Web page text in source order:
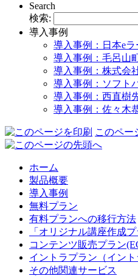
Search
検索:
導入事例
導入事例：日本e
導入事例：毛呂山
導入事例：株式会
導入事例：ソフト
導入事例：西直樹
導入事例：佐々木
このペー
ホーム
製品概要
導入事例
無料プラン
有料プランへの移行方法
「オリジナル講座作成
コンテンツ販売プラン
イントラプラン（イント
その他関連サービス